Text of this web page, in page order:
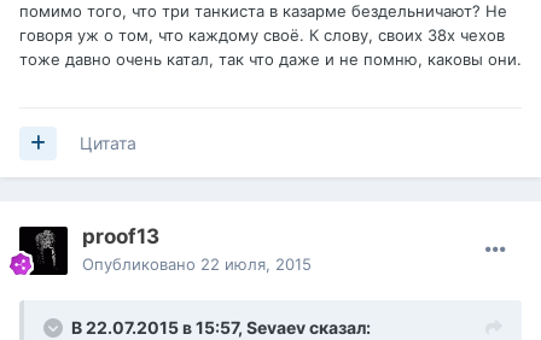
помимо того, что три танкиста в казарме бездельничают? Не
говоря уж о том, что каждому своё. К слову, своих 38х чехов
тоже давно очень катал, так что даже и не помню, каковы они.
Цитата
proof13
Опубликовано 22 июля, 2015
В 22.07.2015 в 15:57, Sevaevсказал: